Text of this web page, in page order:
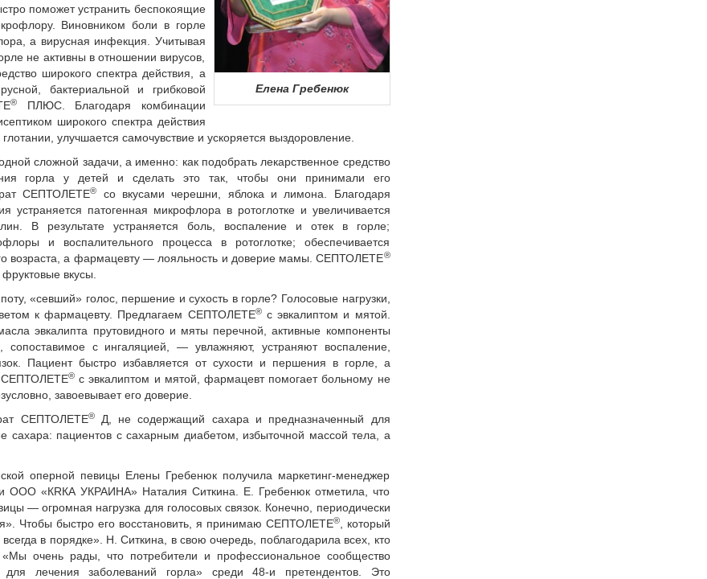
Елена Гребенюк
поможет устранить беспокоящие
Виновником боли в горле
а вирусная инфекция. Учитывая
не активны в отношении вирусов,
широкого спектра действия, а
бактериальной и грибковой
®
ПЛЮС. Благодаря комбинации
широкого спектра действия
улучшается самочувствие и ускоряется выздоровление.
сложной задачи, а именно: как подобрать лекарственное средство
горла у детей и сделать это так, чтобы они принимали его
СЕПТОЛЕТЕ­®
со вкусами черешни, яблока и лимона. Благодаря
устраняется патогенная микрофлора в ротоглотке и увеличивается
В результате устраняется боль, воспаление и отек в горле;
и воспалительного процесса в ротоглотке; обеспечивается
возраста, а фармацевту — лояльность и доверие мамы. СЕПТОЛЕТЕ®
вкусы.
«севший» голос, першение и сухость в горле? Голосовые нагрузки,
к фармацевту. Предлагаем СЕПТОЛЕТЕ­®с эвкалиптом и мятой.
эвкалипта прутовидного и мяты перечной, активные компоненты
сопоставимое с ингаляцией, — увлажняют, устраняют воспаление,
Пациент быстро избавляется от сухости и першения в горле, а
СЕПТОЛЕТЕ® с эвкалиптом и мятой, фармацевт помогает больному не
завоевывает его доверие.
СЕПТОЛЕТЕ®Д, не содержащий сахара и предназначенный для
сахара: пациентов с сахарным диабетом, избыточной массой тела, а
оперной певицы Елены Гребенюк получила маркетинг-менеджер
ООО «КRКА УКРАИНА­» Наталия Ситкина. Е. Гребенюк отметила, что
— огромная нагрузка для голосовых связок. Конечно, периодически
Чтобы быстро его восстановить, я принимаю СЕПТОЛЕТЕ­®, который
в порядке». Н. Ситкина, в свою очередь, поблагодарила всех, кто
очень рады, что потребители и профессиональное сообщество
лечения заболеваний горла» среди 48-и претендентов. Это